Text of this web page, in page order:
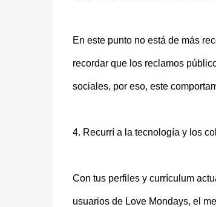
En este punto no está de más
recordar que los reclamos
sociales, por eso, este
4. Recurrí a la tecnología y los
Con tus perfiles y currículum
usuarios de Love Mondays, el